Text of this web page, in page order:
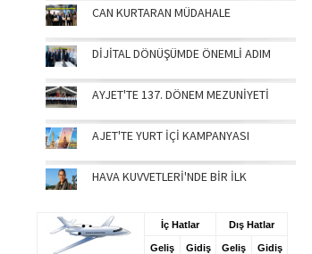
CAN KURTARAN MÜDAHALE
DİJİTAL DÖNÜŞÜMDE ÖNEMLİ ADIM
AYJET'TE 137. DÖNEM MEZUNİYETİ
AJET'TE YURT İÇİ KAMPANYASI
HAVA KUVVETLERİ'NDE BİR İLK
İç Hatlar Dış Hatlar
Geliş Gidiş Geliş Gidiş